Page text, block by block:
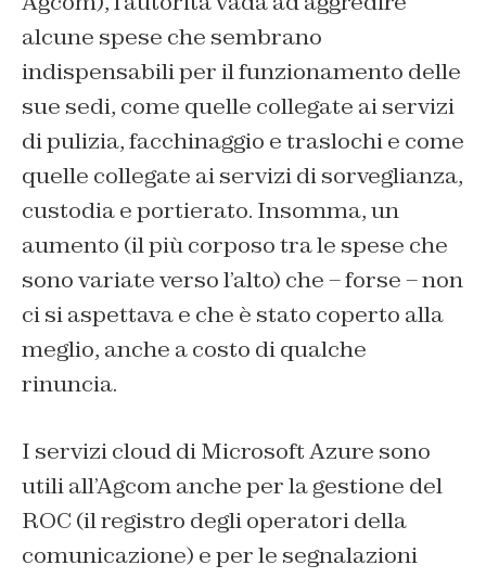
alcune spese che sembrano
indispensabili per il funzionamento delle
sue sedi, come quelle collegate ai servizi
di pulizia, facchinaggio e traslochi e come
quelle collegate ai servizi di sorveglianza,
custodia e portierato. Insomma, un
aumento (il più corposo tra le spese che
sono variate verso l’alto) che – forse – non
ci si aspettava e che è stato coperto alla
meglio, anche a costo di qualche
rinuncia.
I servizi cloud di Microsoft Azure sono
utili all’Agcom anche per la gestione del
ROC (il registro degli operatori della
comunicazione) e per le segnalazioni